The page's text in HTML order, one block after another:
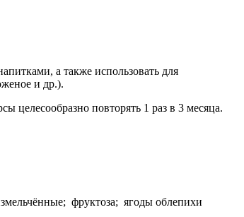
а также использовать для
и др.).
целесообразно повторять 1 раз в 3 месяца.
фруктоза; ягоды облепихи